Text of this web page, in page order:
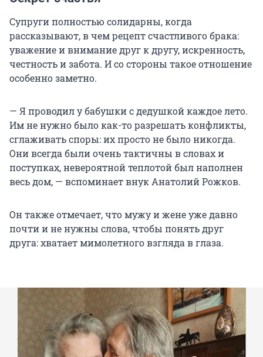
Супруги полностью солидарны, когда
рассказывают, в чем рецепт счастливого брака:
уважение и внимание друг к другу, искренность,
честность и забота. И со стороны такое отношение
особенно заметно.
— Я проводил у бабушки с дедушкой каждое лето.
Им не нужно было как-то разрешать конфликты,
сглаживать споры: их просто не было никогда.
Они всегда были очень тактичны в словах и
поступках, невероятной теплотой был наполнен
весь дом, — вспоминает внук Анатолий Рожков.
Он также отмечает, что мужу и жене уже давно
почти и не нужны слова, чтобы понять друг
друга: хватает мимолетного взгляда в глаза.